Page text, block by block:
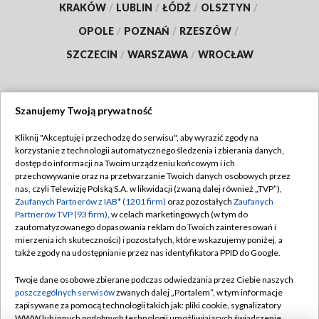
KRAKÓW / LUBLIN / ŁÓDŹ / OLSZTYN /
OPOLE / POZNAŃ / RZESZÓW /
SZCZECIN / WARSZAWA / WROCŁAW
TVP
Abonament TVP
Emisja w TVP
Centrum informacji TVP
Naziemna Telewizja Cyfrowa
Rada Programowa
System NOS
Regulamin TVP
Polityka prywatności
Moje zgody
Pomoc
Kontakt
Szanujemy Twoją prywatność
Kliknij "Akceptuję i przechodzę do serwisu", aby wyrazić zgody na
korzystanie z technologii automatycznego śledzenia i zbierania danych,
dostęp do informacji na Twoim urządzeniu końcowym i ich
przechowywanie oraz na przetwarzanie Twoich danych osobowych przez
nas, czyli Telewizję Polską S.A. w likwidacji (zwaną dalej również „TVP”),
Zaufanych Partnerów z IAB* (1201 firm) oraz pozostałych Zaufanych
Partnerów TVP (93 firm), w celach marketingowych (w tym do
zautomatyzowanego dopasowania reklam do Twoich zainteresowań i
mierzenia ich skuteczności) i pozostałych, które wskazujemy poniżej, a
także zgody na udostępnianie przez nas identyfikatora PPID do Google.
Twoje dane osobowe zbierane podczas odwiedzania przez Ciebie naszych
poszczególnych serwisówzwanych dalej „Portalem”, w tym informacje
zapisywane za pomocą technologii takich jak: pliki cookie, sygnalizatory